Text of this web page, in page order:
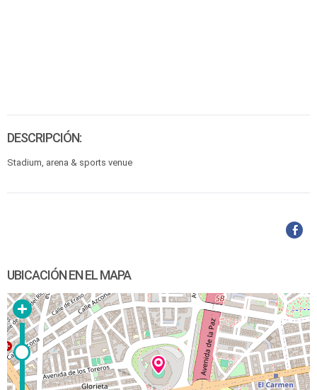
DESCRIPCIÓN:
Stadium, arena & sports venue
UBICACIÓN EN EL MAPA